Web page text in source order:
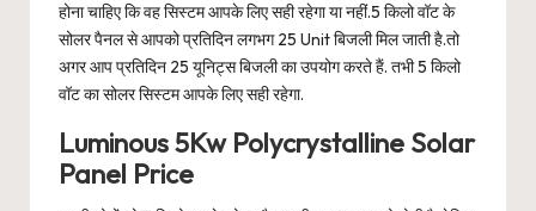
होना चाहिए कि वह सिस्टम आपके लिए सही रहेगा या नहीं.5 किलो वॉट के
सोलर पैनल से आपको प्रतिदिन लगभग 25 Unit बिजली मिल जाती है.तो
अगर आप प्रतिदिन 25 यूनिट्स बिजली का उपयोग करते हैं. तभी 5 किलो
वॉट का सोलर सिस्टम आपके लिए सही रहेगा.
Luminous 5Kw Polycrystalline Solar
Panel Price